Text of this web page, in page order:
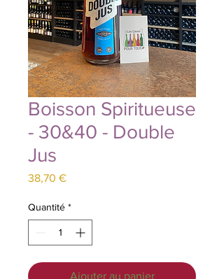
Boisson Spiritueuse
- 30&40 - Double
Jus
38,70 €Prix
Quantité *
Ajouter au panier